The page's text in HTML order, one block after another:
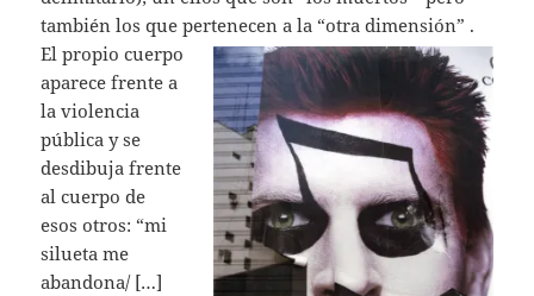
también los que pertenecen a la “otra dimensión” .
El propio cuerpo
aparece frente a
la violencia
pública y se
desdibuja frente
al cuerpo de
esos otros: “mi
silueta me
abandona/ […]